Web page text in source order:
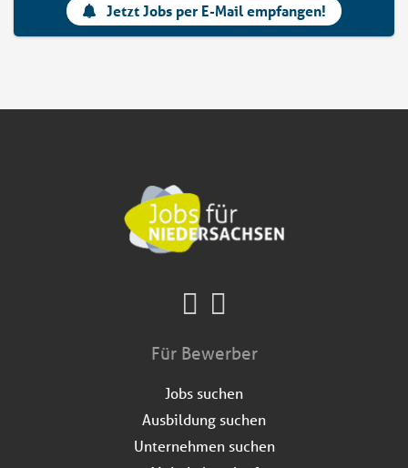
Jetzt Jobs per E-Mail empfangen!
Für Bewerber
Jobs suchen
Ausbildung suchen
Unternehmen suchen